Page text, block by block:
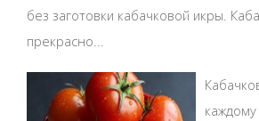
без заготовки кабачковой икры.
прекрасно...